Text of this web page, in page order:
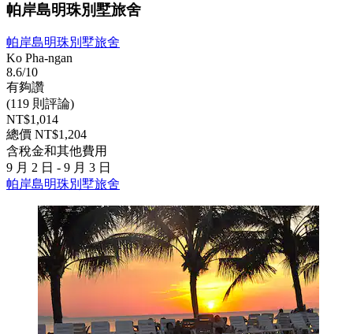
帕岸島明珠別墅旅舍
帕岸島明珠別墅旅舍
Ko Pha-ngan
8.6/10
有夠讚
(119 則評論)
NT$1,014
總價 NT$1,204
含稅金和其他費用
9 月 2 日 - 9 月 3 日
帕岸島明珠別墅旅舍